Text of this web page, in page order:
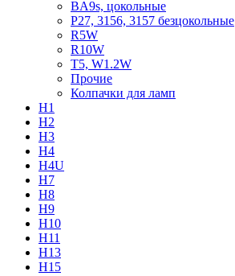
BA9s, цокольные
P27, 3156, 3157 безцокольные
R5W
R10W
T5, W1.2W
Прочие
Колпачки для ламп
H1
H2
H3
H4
H4U
H7
H8
H9
H10
H11
H13
H15